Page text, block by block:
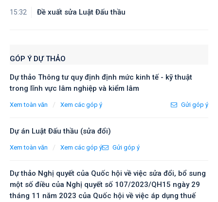
15:32 Đề xuất sửa Luật Đấu thầu
GÓP Ý DỰ THẢO
Dự thảo Thông tư quy định định mức kinh tế - kỹ thuật
trong lĩnh vực lâm nghiệp và kiểm lâm
Xem toàn văn / Xem các góp ý Gửi góp ý
Dự án Luật Đấu thầu (sửa đổi)
Xem toàn văn / Xem các góp ý Gửi góp ý
Dự thảo Nghị quyết của Quốc hội về việc sửa đổi, bổ sung
một số điều của Nghị quyết số 107/2023/QH15 ngày 29
tháng 11 năm 2023 của Quốc hội về việc áp dụng thuế